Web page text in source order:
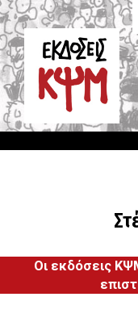
Παράκαμψη
προς
το
κυρίως
περιεχόμενο
Οι εκδόσεις